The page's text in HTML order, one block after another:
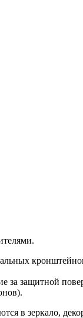
за защитной
в зеркало,